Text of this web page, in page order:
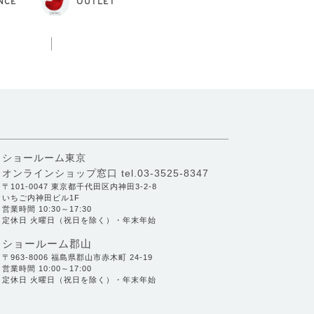
OUTLET
ショールーム東京
オンラインショップ窓口 tel.03-3525-8347
〒101-0047 東京都千代田区内神田3-2-8
いちご内神田ビル1F
営業時間 10:30～17:30
定休日 火曜日（祝日を除く）・年末年始
ショールーム郡山
〒963-8006 福島県郡山市赤木町 24-19
営業時間 10:00～17:00
定休日 火曜日（祝日を除く）・年末年始